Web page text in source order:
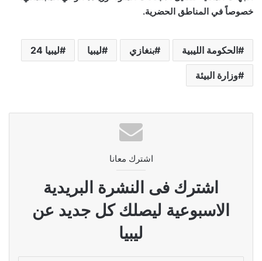
خصوصاً في المناطق الحضرية.
الحكومة الليبية بنغازي ليبيا ليبيا 24
وزارة البيئة
اشترك معانا
اشترك فى النشرة البريدية
الاسبوعية ليصلك كل جديد عن
ليبيا